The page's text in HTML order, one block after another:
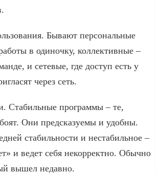
Бывают персональные
в одиночку, коллективные –
и сетевые, где доступ есть у
через сеть.
Стабильные программы – те,
Они предсказуемы и удобны.
стабильности и нестабильное –
и ведет себя некорректно. Обычно
вышел недавно.